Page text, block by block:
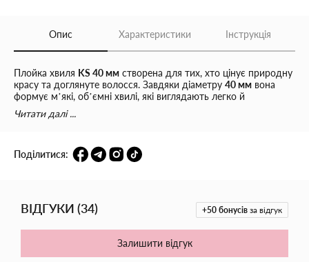
Опис Характеристики Інструкція
Плойка хвиля KS 40 мм створена для тих, хто цінує природну
красу та доглянуте волосся. Завдяки діаметру 40 мм вона
формує м’які, об’ємні хвилі, які виглядають легко й
натурально. Пристрій рівномірно розподіляє тепло, не
пересушує волосся та зберігає його блиск.
Регульований температурний діапазон
обрати оптимальний режим для будь-якого типу волосся -
рутини.
Хвиля KS 40 мм- це поєднання якості, надійності та естетики.
Вона стане незамінним інструментом для створення хвиль,
які виглядають природно та тримають форму протягом дня.
Читати далі ...
Поділитися:
+50 бонусів за відгук
ВІДГУКИ (34)
Залишити відгук